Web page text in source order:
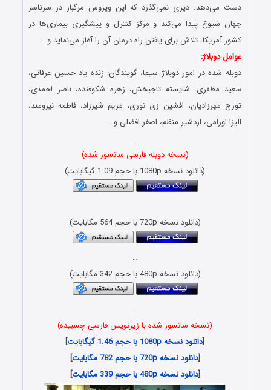
دست می‌‎دهد. دیری نمی‌گذرد که این ویروس مرگبار در سرتاسر
جهان شیوع پیدا می‌کند و مرکز کنترل و پیشگیری بیماری‌ها در
کشور آمریکا، تلاش برای یافتن راه درمان آن را آغاز می‌نماید و…
عوامل دوبلاژ:
دوبله شده در امور دوبلاژ سیما، گویندگان: زنده یاد حسین عرفانی،
سعید مظفری، شایسته تاجبخش، زهره شکوفنده، ناصر احمدی،
تورج مهرزادیان، افشین زی نوری، مریم شیرزاد، فاطمه نیرومند،
الیزا اورامی، اردشیر منظم، اصغر افضلی و…
…
(نسخه دوبله فارسی سانسور شده)
(دانلود نسخه 1080p با حجم 1.09 گیگابایت)
…
(دانلود نسخه 720p با حجم 564 مگابایت)
…
(دانلود نسخه 480p با حجم 342 مگابایت)
…
(نسخه سانسور شده با زیرنویس فارسی چسبیده)
[دانلود نسخه 1080p با حجم 1.46 گیگابایت
]
[دانلود نسخه 720p با حجم 782 مگابایت
]
[دانلود نسخه 480p با حجم 339 مگابایت ]